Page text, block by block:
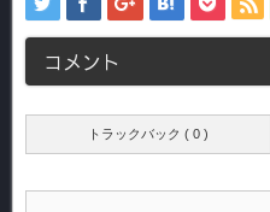
コメント
トラックバック ( 0 )